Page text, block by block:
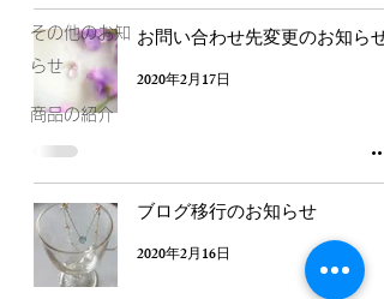
その他のお知
らせ
商品の紹介
お問い合わせ先変更のお知らせ
2020年2月17日
ブログ移行のお知らせ
2020年2月16日